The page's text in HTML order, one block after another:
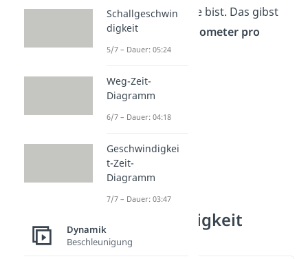
schnell du gerade bist. Das gibst
du dann oft in
Kilometer pro
Stundean.
Geschwindigkeit
Einheit
Schallgeschwin
digkeit
5/7 – Dauer: 05:24
Weg-Zeit-
Diagramm
6/7 – Dauer: 04:18
Geschwindigkei
t-Zeit-
Diagramm
7/7 – Dauer: 03:47
Dynamik
Beschleunigung